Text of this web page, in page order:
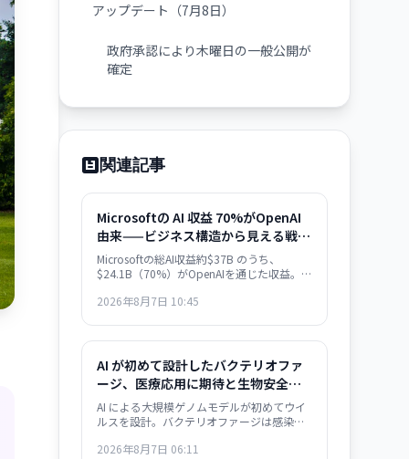
アップデート（7月8日）
政府承認により木曜日の一般公開が
確定
関連記事
Microsoftの AI 収益 70%がOpenAI
由来——ビジネス構造から見える戦略
的課題
Microsoftの総AI収益約$37B のうち、
$24.1B（70%）がOpenAIを通じた収益。
ネスの極度な集約化を示唆し、独立した AI
2026年8月7日 10:45
AI が初めて設計したバクテリオファ
ージ、医療応用に期待と生物安全保
障の懸念——感染症治療の新展開とリ
スク管理の課題
AI による大規模ゲノムモデルが初めてウイ
ルスを設計。バクテリオファージは感染症
AI がウイルス設計能力を獲得した衝撃は生
2026年8月7日 06:11